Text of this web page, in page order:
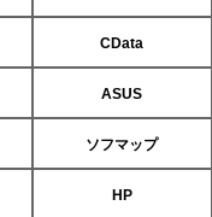
CData
ASUS
ソフマップ
HP